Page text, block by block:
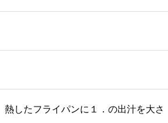
したフライパンに１．の出汁を大さ